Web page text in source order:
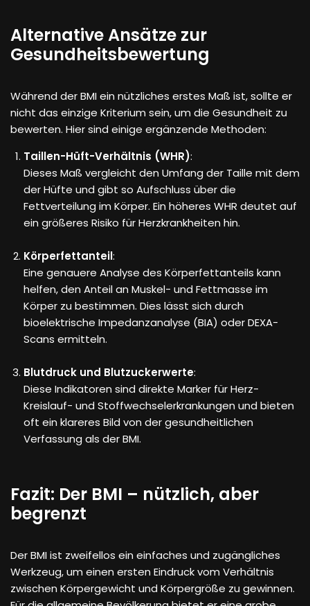
Alternative Ansätze zur
Gesundheitsbewertung
Während der BMI ein nützliches erstes Maß ist, sollte er
nicht das einzige Kriterium sein, um die Gesundheit zu
bewerten. Hier sind einige ergänzende Methoden:
Taillen-Hüft-Verhältnis (WHR):
Dieses Maß vergleicht den Umfang der Taille mit dem
der Hüfte und gibt so Aufschluss über die
Fettverteilung im Körper. Ein höheres WHR deutet auf
ein größeres Risiko für Herzkrankheiten hin.
Körperfettanteil:
Eine genauere Analyse des Körperfettanteils kann
helfen, den Anteil an Muskel- und Fettmasse im
Körper zu bestimmen. Dies lässt sich durch
bioelektrische Impedanzanalyse (BIA) oder DEXA-
Scans ermitteln.
Blutdruck und Blutzuckerwerte:
Diese Indikatoren sind direkte Marker für Herz-
Kreislauf- und Stoffwechselerkrankungen und bieten
oft ein klareres Bild von der gesundheitlichen
Verfassung als der BMI.
Fazit: Der BMI – nützlich, aber
begrenzt
Der BMI ist zweifellos ein einfaches und zugängliches
Werkzeug, um einen ersten Eindruck vom Verhältnis
zwischen Körpergewicht und Körpergröße zu gewinnen.